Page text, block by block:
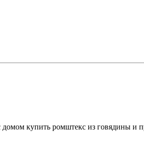
купить ромштекс из говядины и